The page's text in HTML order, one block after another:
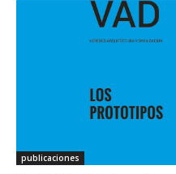
publicaciones